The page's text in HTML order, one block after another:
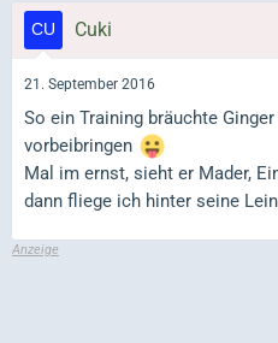
Cuki
21. September 2016
So ein Training bräuchte
vorbeibringen
Mal im ernst, sieht er Mader,
dann fliege ich hinter seine